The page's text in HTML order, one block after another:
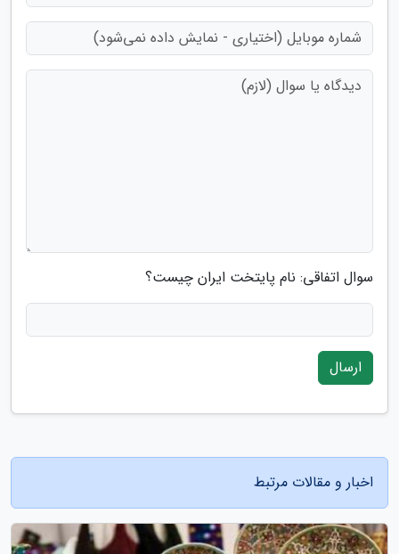
سوال اتفاقی: نام پایتخت ایران چیست؟
ارسال
اخبار و مقالات مرتبط